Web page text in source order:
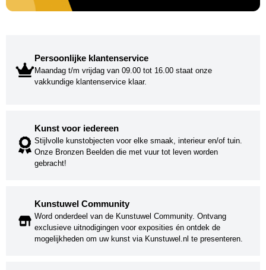
Persoonlijke klantenservice
Maandag t/m vrijdag van 09.00 tot 16.00 staat onze
vakkundige klantenservice klaar.
Kunst voor iedereen
Stijlvolle kunstobjecten voor elke smaak, interieur en/of tuin.
Onze Bronzen Beelden die met vuur tot leven worden
gebracht!
Kunstuwel Community
Word onderdeel van de Kunstuwel Community. Ontvang
exclusieve uitnodigingen voor exposities én ontdek de
mogelijkheden om uw kunst via Kunstuwel.nl te presenteren.